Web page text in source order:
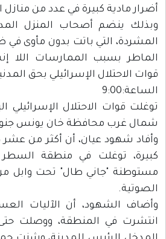
أضرار مادية كبيرة في عدد من منازل
وبذلك ينضم أصحاب المنزل
المشردة، التي باتت بدون مأوى في
الماطر بسبب الممارسات اللا
قوات الاحتلال الإسرائيلي بحق
الساعة:9:00
توغلت قوات الاحتلال الإسرائيلي
شمال غرب محافظة خان يونس
وأفاد شهود عيان، أن أكثر من عشر
كبيرة، توغلت في منطقة السطر
مستوطنة "جاني طال" تحت وابل من
الصوتية.
وأضاف الشهود، أن الآليات
انتشرت في المنطقة، ووصلت